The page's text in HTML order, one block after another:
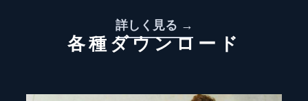
詳しく見る →
各種ダウンロード